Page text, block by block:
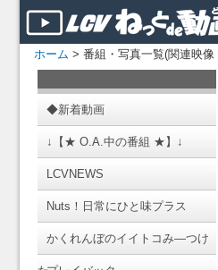
ホーム > 番組・写真一覧(関連映像
◆新着動画
↓【★ O.A.中の番組 ★】↓
LCVNEWS
Nuts！日常にひと味プラス
かくれんぼのイイトコみ―つけ